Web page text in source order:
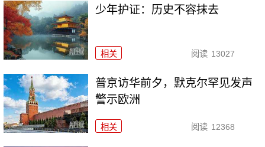
少年护证：历史不容抹去
相关 阅读 13027
普京访华前夕，默克尔罕见发声
警示欧洲
相关 阅读 12368